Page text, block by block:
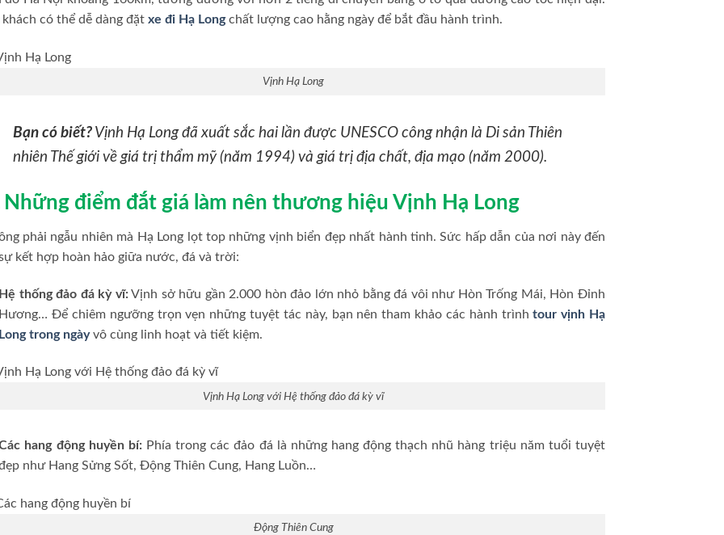
khách có thể dễ dàng đặt xe đi Hạ Longchất lượng cao hằng ngày để bắt đầu hành trình.
Vịnh Hạ Long
Bạn có biết?Vịnh Hạ Long đã xuất sắc hai lần được UNESCO công nhận là Di sản Thiên
nhiên Thế giới về giá trị thẩm mỹ (năm 1994) và giá trị địa chất, địa mạo (năm 2000).
Những điểm đắt giá làm nên thương hiệu Vịnh Hạ Long
phải ngẫu nhiên mà Hạ Long lọt top những vịnh biển đẹp nhất hành tinh. Sức hấp dẫn của nơi này đến
kết hợp hoàn hảo giữa nước, đá và trời:
Hệ thống đảo đá kỳ vĩ:Vịnh sở hữu gần 2.000 hòn đảo lớn nhỏ bằng đá vôi như Hòn Trống Mái, Hòn Đỉnh
Hương… Để chiêm ngưỡng trọn vẹn những tuyệt tác này, bạn nên tham khảo các hành trìnhtour vịnh Hạ
Long trong ngàyvô cùng linh hoạt và tiết kiệm.
Vịnh Hạ Long với Hệ thống đảo đá kỳ vĩ
hang động huyền bí:Phía trong các đảo đá là những hang động thạch nhũ hàng triệu năm tuổi tuyệt
như Hang Sửng Sốt, Động Thiên Cung, Hang Luồn…
Động Thiên Cung